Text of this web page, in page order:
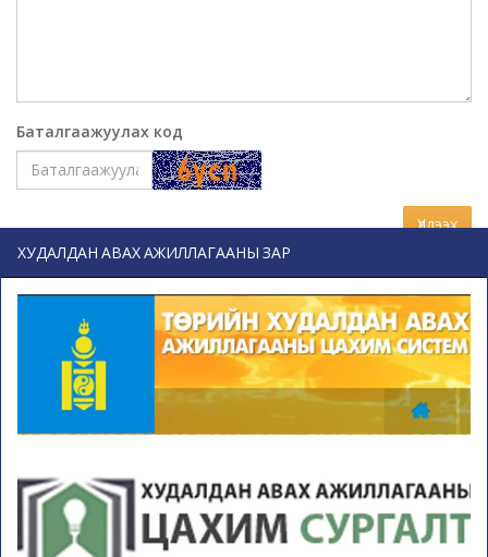
Баталгаажуулах код
Үлдээх
ХУДАЛДАН АВАХ АЖИЛЛАГААНЫ ЗАР